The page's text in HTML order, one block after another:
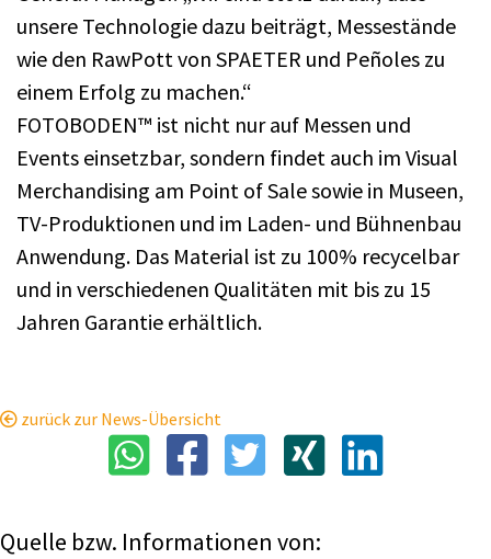
unsere Technologie dazu beiträgt, Messestände
wie den RawPott von SPAETER und Peñoles zu
einem Erfolg zu machen.“
FOTOBODEN™ ist nicht nur auf Messen und
Events einsetzbar, sondern findet auch im Visual
Merchandising am Point of Sale sowie in Museen,
TV-Produktionen und im Laden- und Bühnenbau
Anwendung. Das Material ist zu 100% recycelbar
und in verschiedenen Qualitäten mit bis zu 15
Jahren Garantie erhältlich.
zurück zur News-Übersicht
Quelle bzw. Informationen von: